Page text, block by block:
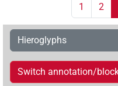
1 2
Hieroglyphs
Switch annotation/